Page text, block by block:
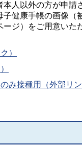
本人以外の方が申請
子健康手帳の画像（
ジ）をご用意いた
）
み接種用（外部リン